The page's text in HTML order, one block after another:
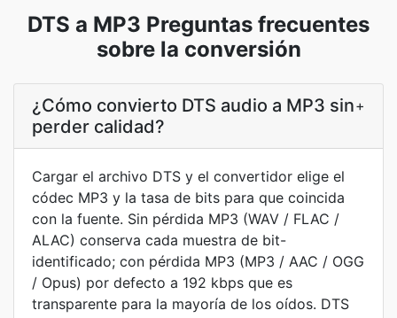
DTS a MP3 Preguntas frecuentes
sobre la conversión
¿Cómo convierto DTS audio a MP3 sin
perder calidad?
+
Cargar el archivo DTS y el convertidor elige el
códec MP3 y la tasa de bits para que coincida
con la fuente. Sin pérdida MP3 (WAV / FLAC /
ALAC) conserva cada muestra de bit-
identificado; con pérdida MP3 (MP3 / AAC / OGG
/ Opus) por defecto a 192 kbps que es
transparente para la mayoría de los oídos. DTS